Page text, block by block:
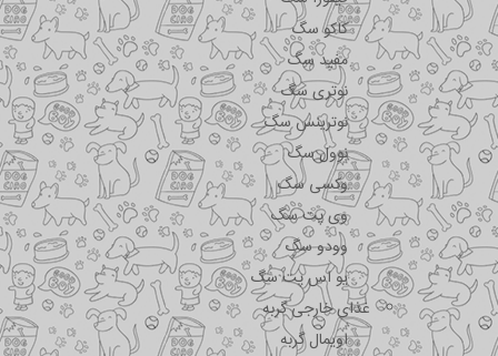
کاکو سگ
مفید سگ
نوتری سگ
نوترینس سگ
نوول سگ
وکسی سگ
وی پت سگ
وودو سگ
یو اس پت سگ
غذای خارجی گربه
اویمال گربه